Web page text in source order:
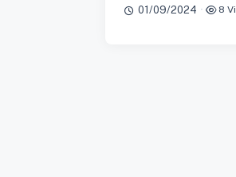
01/09/2024 · 8